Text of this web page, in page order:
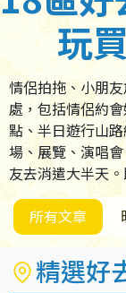
玩
情侶拍拖、小朋
處，包括情侶約
點、半日遊行山
場、展覽、演唱
友去消遣大半天
所有文章
精選好